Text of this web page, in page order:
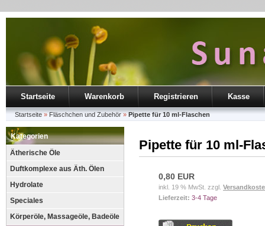
Startseite Warenkorb Registrieren Kasse
Startseite » Fläschchen und Zubehör » Pipette für 10 ml-Flaschen
Kategorien
Ätherische Öle
Duftkomplexe aus Äth. Ölen
Hydrolate
Speciales
Körperöle, Massageöle, Badeöle
Pipette für 10 ml-
0,80 EUR
inkl. 19 % MwSt. zzgl.
Lieferzeit: 3-4 Tage